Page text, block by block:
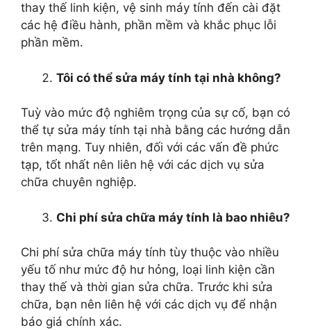
thay thế linh kiện, vệ sinh máy tính đến cài đặt
các hệ điều hành, phần mềm và khắc phục lỗi
phần mềm.
Tôi có thể sửa máy tính tại nhà không?
Tuỳ vào mức độ nghiêm trọng của sự cố, bạn có
thể tự sửa máy tính tại nhà bằng các hướng dẫn
trên mạng. Tuy nhiên, đối với các vấn đề phức
tạp, tốt nhất nên liên hệ với các dịch vụ sửa
chữa chuyên nghiệp.
Chi phí sửa chữa máy tính là bao nhiêu?
Chi phí sửa chữa máy tính tùy thuộc vào nhiều
yếu tố như mức độ hư hỏng, loại linh kiện cần
thay thế và thời gian sửa chữa. Trước khi sửa
chữa, bạn nên liên hệ với các dịch vụ để nhận
báo giá chính xác.